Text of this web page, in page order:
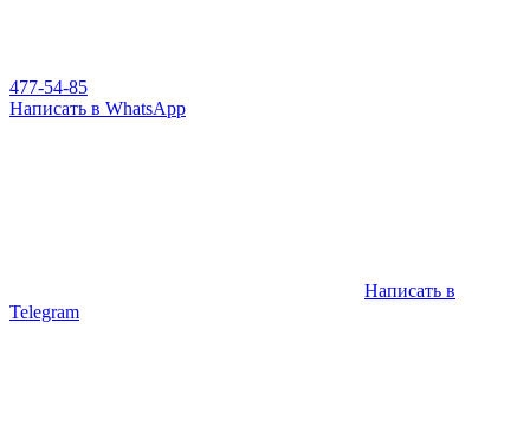
477-54-85
Написать в WhatsApp
Написать в
Telegram